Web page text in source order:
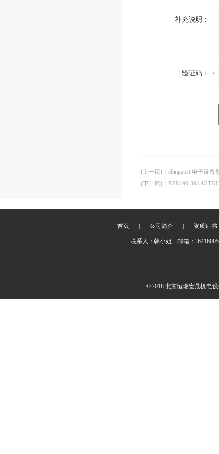
补充说明：
验证码：
(上一篇) ： ebmpapst 电子设备
(下一篇) ： RER190-39/14/
首页 公司简介 资质证书
联系人：韩小姐 邮箱：
© 2018 北京恒瑞宏晟机电